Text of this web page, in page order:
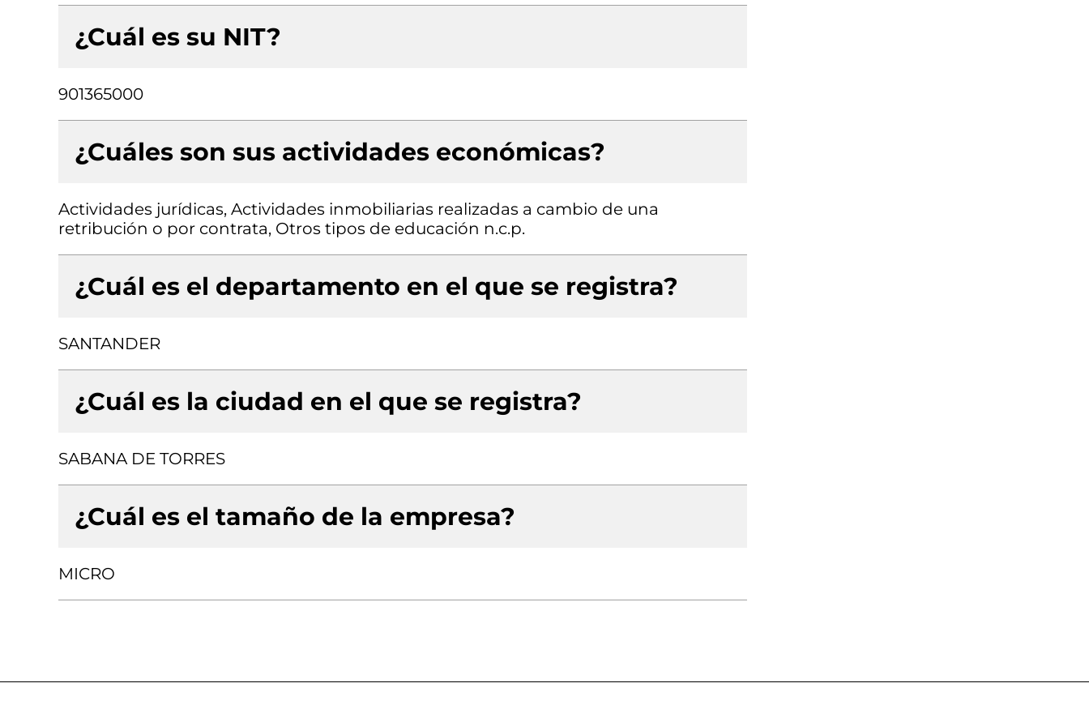
¿Cuál es su NIT?
901365000
¿Cuáles son sus actividades económicas?
Actividades jurídicas, Actividades inmobiliarias realizadas a cambio de una
retribución o por contrata, Otros tipos de educación n.c.p.
¿Cuál es el departamento en el que se registra?
SANTANDER
¿Cuál es la ciudad en el que se registra?
SABANA DE TORRES
¿Cuál es el tamaño de la empresa?
MICRO